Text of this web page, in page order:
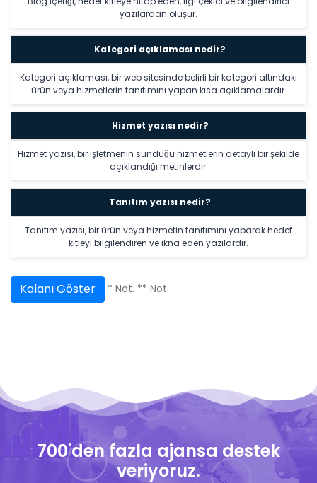
yazılardan oluşur.
Kategori açıklaması nedir?
Kategori açıklaması, bir web sitesinde belirli bir kategori altındaki
ürün veya hizmetlerin tanıtımını yapan kısa açıklamalardır.
Hizmet yazısı nedir?
Hizmet yazısı, bir işletmenin sunduğu hizmetlerin detaylı bir şekilde
açıklandığı metinlerdir.
Tanıtım yazısı nedir?
Tanıtım yazısı, bir ürün veya hizmetin tanıtımını yaparak hedef
kitleyi bilgilendiren ve ikna eden yazılardır.
Kalanı Göster * Not. ** Not.
700'den fazla ajansa destek
veriyoruz.